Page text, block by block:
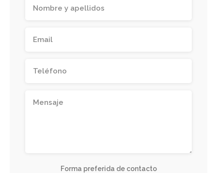
Forma preferida de contacto